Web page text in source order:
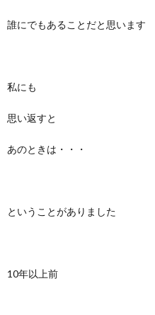
誰にでもあることだと思います
私にも
思い返すと
あのときは・・・
ということがありました
10年以上前